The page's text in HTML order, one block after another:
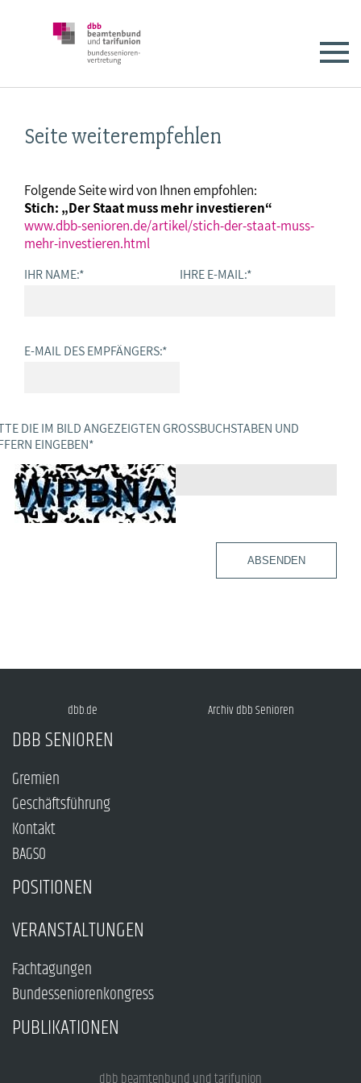
Seite weiterempfehlen
Folgende Seite wird von Ihnen empfohlen:
Stich: „Der Staat muss mehr investieren“
www.dbb-senioren.de/artikel/stich-der-staat-muss-
mehr-investieren.html
IHR NAME:* IHRE E-MAIL:*
E-MAIL DES EMPFÄNGERS:*
DIE IM BILD ANGEZEIGTEN GROSSBUCHSTABEN UND Z
EINGEBEN *
ABSENDEN
dbb.de Archiv dbb Senioren
DBB SENIOREN
Gremien
Geschäftsführung
Kontakt
BAGSO
POSITIONEN
VERANSTALTUNGEN
Fachtagungen
Bundesseniorenkongress
PUBLIKATIONEN